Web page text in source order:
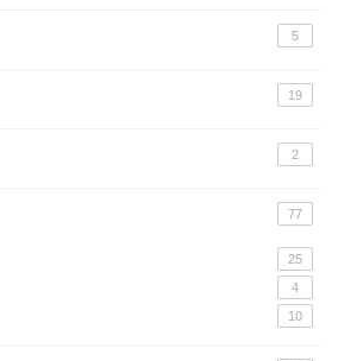
5
19
2
77
25
4
10